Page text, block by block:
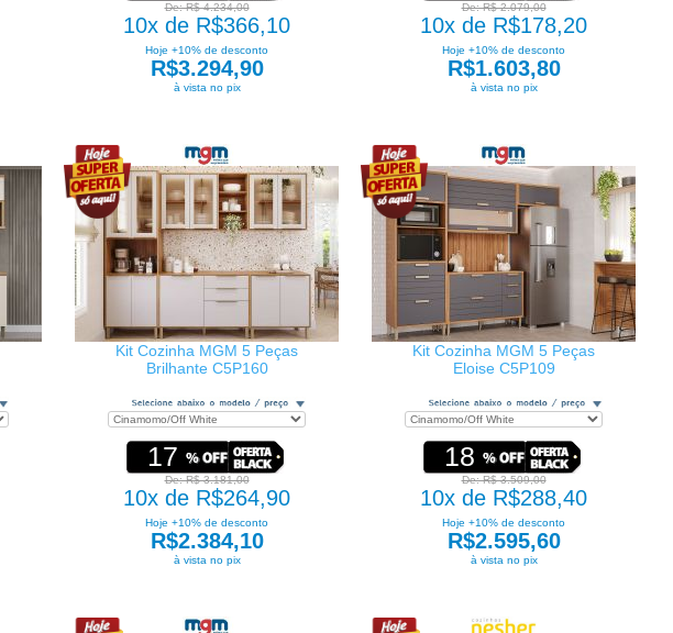
De: R$ 4.234,00
10x de R$366,10
Hoje +10% de desconto
R$3.294,90
à vista no pix
De: R$ 2.079,00
10x de R$178,20
Hoje +10% de desconto
R$1.603,80
à vista no pix
Kit Cozinha MGM 5 Peças
Brilhante C5P160
17
De: R$ 3.181,00
10x de R$264,90
Hoje +10% de desconto
R$2.384,10
à vista no pix
Kit Cozinha MGM 5 Peças
Eloise C5P109
18
De: R$ 3.509,00
10x de R$288,40
Hoje +10% de desconto
R$2.595,60
à vista no pix